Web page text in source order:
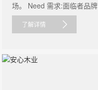
场。 Need 需求:面临者品牌
老......
了解详情